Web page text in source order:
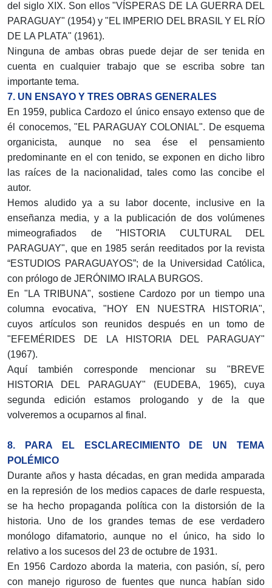
del siglo XIX. Son ellos "VÍSPERAS DE LA GUERRA DEL
PARAGUAY" (1954) y "EL IMPERIO DEL BRASIL Y EL RÍO
DE LA PLATA" (1961).
Ninguna de ambas obras puede dejar de ser tenida en
cuenta en cualquier trabajo que se escriba sobre tan
importante tema.
7. UN ENSAYO Y TRES OBRAS GENERALES
En 1959, publica Cardozo el único ensayo extenso que de
él conocemos, "EL PARAGUAY COLONIAL". De esquema
organicista, aunque no sea ése el pensamiento
predominante en el con tenido, se exponen en dicho libro
las raíces de la nacionalidad, tales como las concibe el
autor.
Hemos aludido ya a su labor docente, inclusive en la
enseñanza media, y a la publicación de dos volúmenes
mimeografiados de "HISTORIA CULTURAL DEL
PARAGUAY", que en 1985 serán reeditados por la revista
“ESTUDIOS PARAGUAYOS”; de la Universidad Católica,
con prólogo de JERÓNIMO IRALA BURGOS.
En "LA TRIBUNA", sostiene Cardozo por un tiempo una
columna evocativa, "HOY EN NUESTRA HISTORIA",
cuyos artículos son reunidos después en un tomo de
"EFEMÉRIDES DE LA HISTORIA DEL PARAGUAY"
(1967).
Aquí también corresponde mencionar su "BREVE
HISTORIA DEL PARAGUAY" (EUDEBA, 1965), cuya
segunda edición estamos prologando y de la que
volveremos a ocuparnos al final.
8. PARA EL ESCLARECIMIENTO DE UN TEMA
POLÉMICO
Durante años y hasta décadas, en gran medida amparada
en la represión de los medios capaces de darle respuesta,
se ha hecho propaganda política con la distorsión de la
historia. Uno de los grandes temas de ese verdadero
monólogo difamatorio, aunque no el único, ha sido lo
relativo a los sucesos del 23 de octubre de 1931.
En 1956 Cardozo aborda la materia, con pasión, sí, pero
con manejo riguroso de fuentes que nunca habían sido